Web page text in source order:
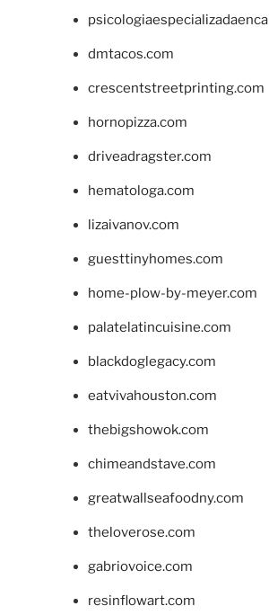
dmtacos.com
crescentstreetprinting.com
hornopizza.com
driveadragster.com
hematologa.com
lizaivanov.com
guesttinyhomes.com
home-plow-by-meyer.com
palatelatincuisine.com
blackdoglegacy.com
eatvivahouston.com
thebigshowok.com
chimeandstave.com
greatwallseafoodny.com
theloverose.com
gabriovoice.com
resinflowart.com